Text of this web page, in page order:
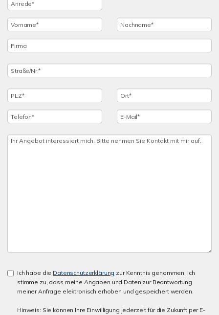
Ich habe die Datenschutzerklärung zur Kenntnis genommen. Ich
stimme zu, dass meine Angaben und Daten zur Beantwortung
meiner Anfrage elektronisch erhoben und gespeichert werden.
Hinweis: Sie können Ihre Einwilligung jederzeit für die Zukunft per E-